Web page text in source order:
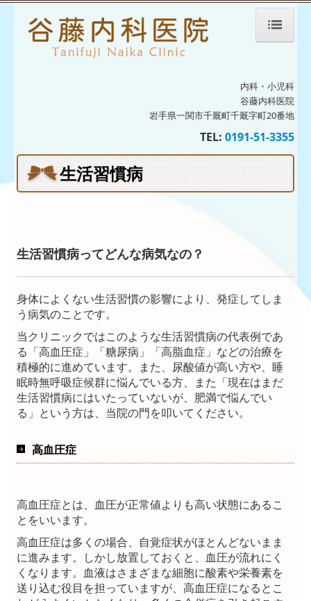
ホーム
生活習慣病
予防接種・ワクチン
病児保育室ひこうき雲
病児保育室ひこうき雲だより
日中一時支援プラタナス
サロンプラタナス
施設・設備のご案内
保健医療機関における掲示事項
内科・小児科
谷藤内科医院
岩手県一関市千厩町千厩字町20番地
TEL: 0191-51-3355
生活習慣病
生活習慣病ってどんな病気なの？
身体によくない生活習慣の影響により、発症してしま
う病気のことです。
当クリニックではこのような生活習慣病の代表例であ
る「高血圧症」「糖尿病」「高脂血症」などの治療を
積極的に進めています。また、尿酸値が高い方や、睡
眠時無呼吸症候群に悩んでいる方、また「現在はまだ
生活習慣病にはいたっていないが、肥満で悩んでい
る」という方は、当院の門を叩いてください。
高血圧症
高血圧症とは、血圧が正常値よりも高い状態にあるこ
とをいいます。
高血圧症は多くの場合、自覚症状がほとんどないまま
に進みます。しかし放置しておくと、血圧が流れにく
くなります。血液はさまざまな細胞に酸素や栄養素を
送り込む役目を担っていますが、高血圧症になるとこ